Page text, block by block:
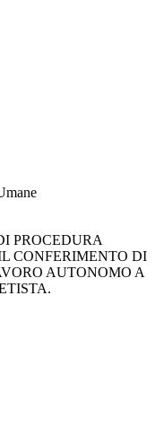
PROCEDURA
CONFERIMENTO DI
AUTONOMO A